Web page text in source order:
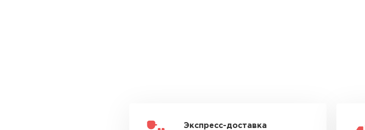
Экспресс-доставка